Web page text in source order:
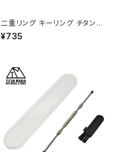
二重リング キーリング チタン製
50mm×1個 超軽量 頑丈 サビ
に強い 二重丸カン スプリットリ
¥735